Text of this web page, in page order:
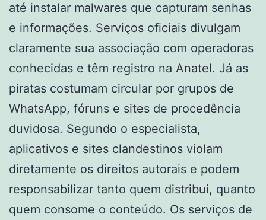
até instalar malwares que capturam senhas
e informações. Serviços oficiais divulgam
claramente sua associação com operadoras
conhecidas e têm registro na Anatel. Já as
piratas costumam circular por grupos de
WhatsApp, fóruns e sites de procedência
duvidosa. Segundo o especialista,
aplicativos e sites clandestinos violam
diretamente os direitos autorais e podem
responsabilizar tanto quem distribui, quanto
quem consome o conteúdo. Os serviços de